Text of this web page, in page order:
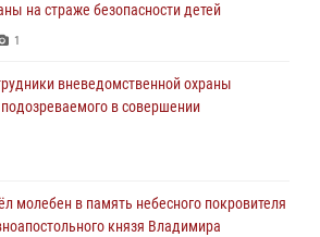
на страже безопасности детей
1
вневедомственной охраны
в совершении
молебен в память небесного покровителя
князя Владимира